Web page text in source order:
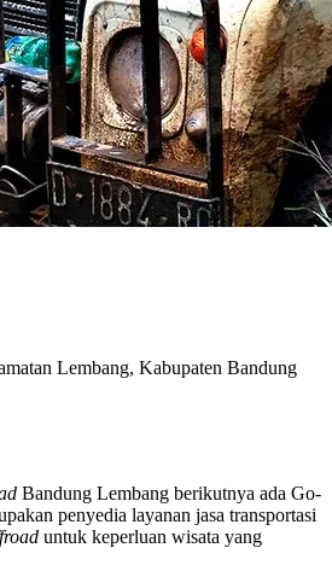
Lembang, Kabupaten Bandung
Bandung Lembang berikutnya ada Go-
penyedia layanan jasa transportasi
untuk keperluan wisata yang